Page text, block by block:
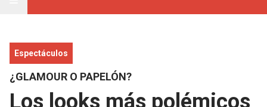
Espectáculos
¿GLAMOUR O PAPELÓN?
Los looks más polémicos